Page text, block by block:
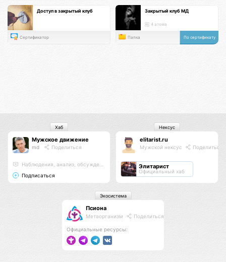
Доступ в закрытый клуб
Сертификатор
Закрытый клуб МД
4 атома
Папка По сертификату
Мужское движение
md Поделиться
Наблюдения, анализ, обсуждения
Подписаться
Хаб
elitarist.ru
Мужской нексус Поделиться
Элитарист
Официальный хаб
Нексус
Псиона
Метаорганизм Поделиться
Официальные ресурсы:
Экосистема